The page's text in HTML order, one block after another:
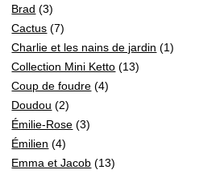
Brad (3)
Cactus (7)
Charlie et les nains de jardin (1)
Collection Mini Ketto (13)
Coup de foudre (4)
Doudou (2)
Émilie-Rose (3)
Émilien (4)
Emma et Jacob (13)